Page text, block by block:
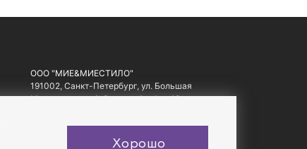
ООО "МИЕ&МИЕСТИЛО"
191002, Санкт-Петербург, ул. Большая
Московская, д. 1-3, литер А, офис 10.
Хорошо